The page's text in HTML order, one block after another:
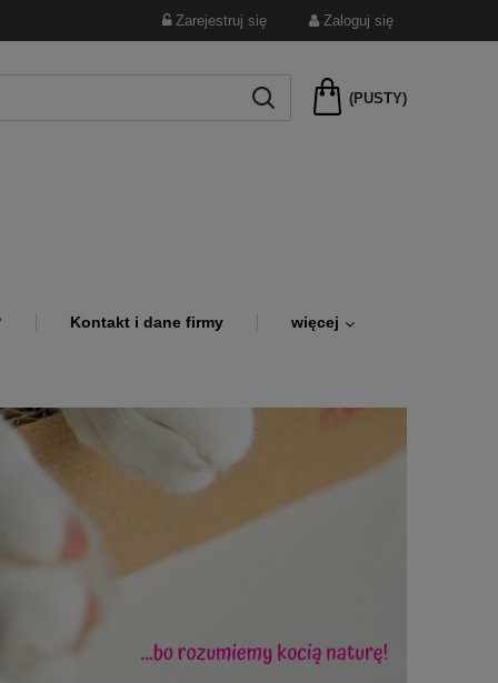
Zarejestruj się Zaloguj się
(PUSTY)
Kontakt i dane firmy więcej